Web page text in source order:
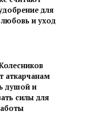
для
любовь и уход
аткарчанам
душой и
силы для